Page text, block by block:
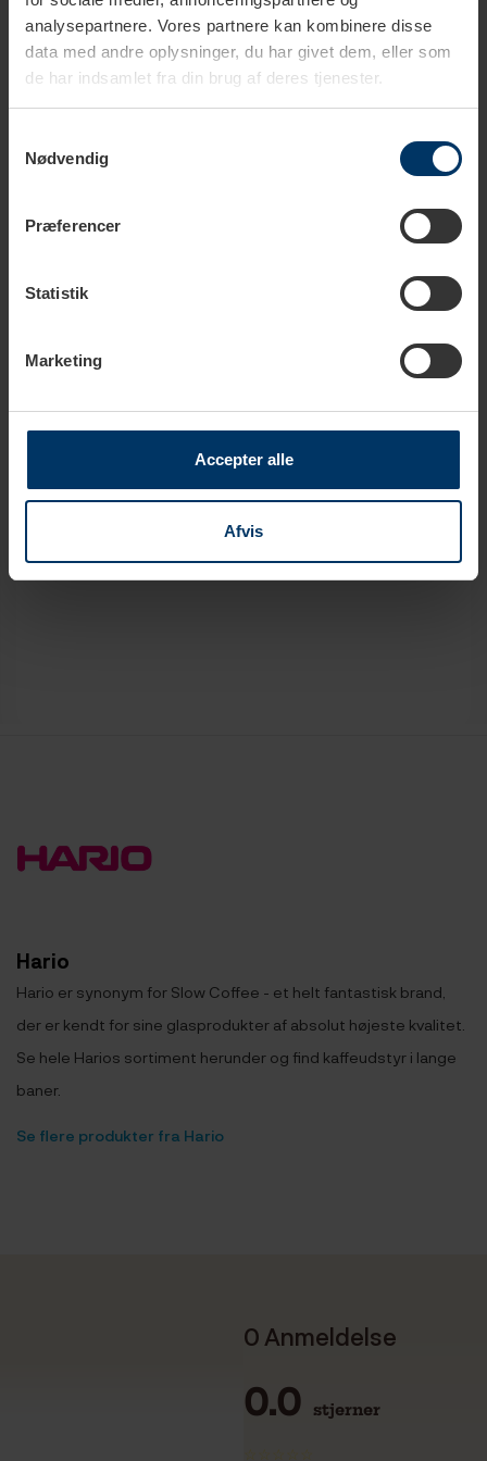
analysepartnere. Vores partnere kan kombinere disse
data med andre oplysninger, du har givet dem, eller som
de har indsamlet fra din brug af deres tjenester.
Nødvendig
Præferencer
Statistik
Marketing
Accepter alle
Afvis
Rigtig Kaffe Mixpakke 5,2kg Hele kaffebønner
1.099,00 DKK
Tilføj til kurv
Kapacitet
Sort
Rustfrit stål
Diameter 10 cm
Højde 11 cm
Hario
Hario er synonym for Slow Coffee - et helt fantastisk brand,
der er kendt for sine glasprodukter af absolut højeste kvalitet.
Se hele Harios sortiment herunder og find kaffeudstyr i lange
baner.
Se flere produkter fra Hario
0 Anmeldelse
0.0 stjerner